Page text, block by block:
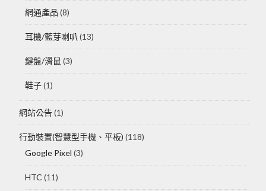
網通產品 (8)
耳機/藍芽喇叭 (13)
鍵盤/滑鼠 (3)
鞋子(1)
網站公告(1)
行動裝置(智慧型手機、平板) (118)
Google Pixel (3)
HTC (11)